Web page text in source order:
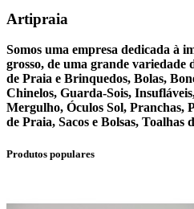
Artipraia
Somos uma empresa dedicada à
grosso, de uma grande variedade
de Praia e Brinquedos, Bolas,
Chinelos, Guarda-Sois,
Mergulho, Óculos Sol, Pranchas,
de Praia, Sacos e Bolsas, Toalhas
Produtos populares